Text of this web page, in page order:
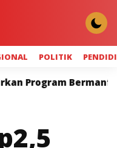
POLITIK
Bermanfaat bagi